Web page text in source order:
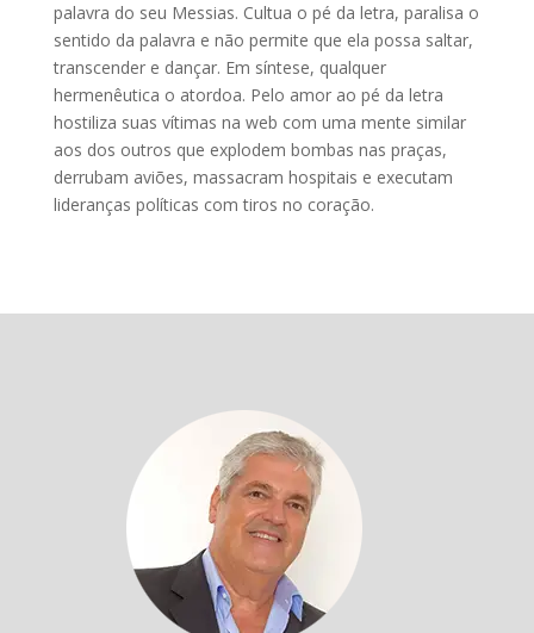
palavra do seu Messias. Cultua o pé da letra, paralisa o
sentido da palavra e não permite que ela possa saltar,
transcender e dançar. Em síntese, qualquer
hermenêutica o atordoa. Pelo amor ao pé da letra
hostiliza suas vítimas na web com uma mente similar
aos dos outros que explodem bombas nas praças,
derrubam aviões, massacram hospitais e executam
lideranças políticas com tiros no coração.